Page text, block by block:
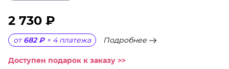
2 730 ₽
от 682 ₽ × 4 платежа Подробнее
Доступен подарок к заказу >>